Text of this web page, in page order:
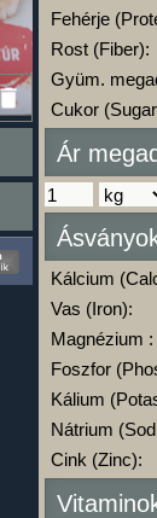
Ha ma már nem
kattints a
A Kalória
Fehérje
Rost (Fiber):
Gyüm.
Cukor
Ár
Kálcium
Vas (Iron):
Magnézium :
Foszfor
Kálium
Nátrium
Cink (Zinc):